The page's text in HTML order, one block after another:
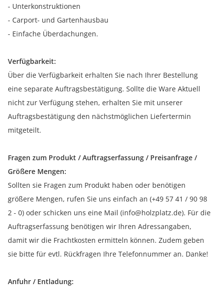
- Unterkonstruktionen
- Carport- und Gartenhausbau
- Einfache Überdachungen.
Verfügbarkeit:
Über die Verfügbarkeit erhalten Sie nach Ihrer Bestellung
eine separate Auftragsbestätigung. Sollte die Ware Aktuell
nicht zur Verfügung stehen, erhalten Sie mit unserer
Auftragsbestätigung den nächstmöglichen Liefertermin
mitgeteilt.
Fragen zum Produkt / Auftragserfassung / Preisanfrage /
Größere Mengen:
Sollten sie Fragen zum Produkt haben oder benötigen
größere Mengen, rufen Sie uns einfach an (+49 57 41 / 90 98
2 - 0) oder schicken uns eine Mail (info@holzplatz.de). Für die
Auftragserfassung benötigen wir Ihren Adressangaben,
damit wir die Frachtkosten ermitteln können. Zudem geben
sie bitte für evtl. Rückfragen Ihre Telefonnummer an. Danke!
Anfuhr / Entladung: